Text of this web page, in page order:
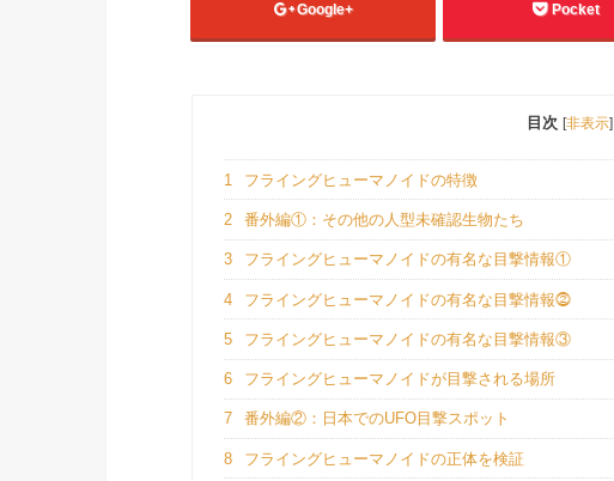
Google+ Pocket
目次 [非表示]
1 フライングヒューマノイドの特徴
2 番外編①：その他の人型未確認生物たち
3 フライングヒューマノイドの有名な目撃情報①
4 フライングヒューマノイドの有名な目撃情報⓶
5 フライングヒューマノイドの有名な目撃情報③
6 フライングヒューマノイドが目撃される場所
7 番外編②：日本でのUFO目撃スポット
8 フライングヒューマノイドの正体を検証